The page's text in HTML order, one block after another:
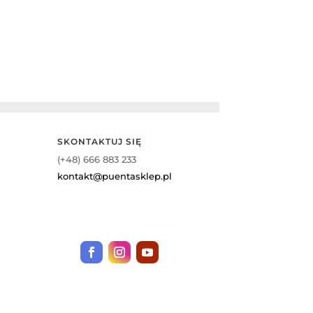
SKONTAKTUJ SIĘ
(+48) 666 883 233
kontakt@puentasklep.pl